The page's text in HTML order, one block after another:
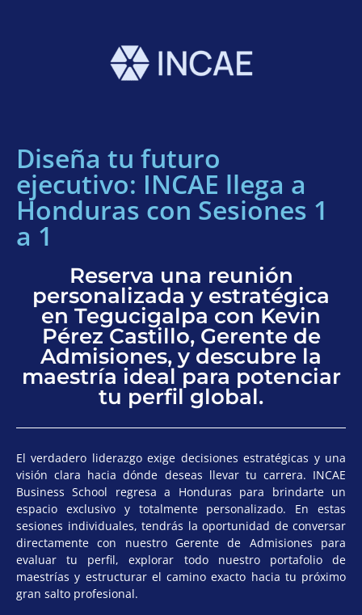
Diseña tu futuro
ejecutivo: INCAE llega a
Honduras con Sesiones 1
a 1
Reserva una reunión
personalizada y estratégica
en Tegucigalpa con Kevin
Pérez Castillo, Gerente de
Admisiones, y descubre la
maestría ideal para potenciar
tu perfil global.
El verdadero liderazgo exige decisiones estratégicas y una
visión clara hacia dónde deseas llevar tu carrera. INCAE
Business School regresa a Honduras para brindarte un
espacio exclusivo y totalmente personalizado. En estas
sesiones individuales, tendrás la oportunidad de conversar
directamente con nuestro Gerente de Admisiones para
evaluar tu perfil, explorar todo nuestro portafolio de
maestrías y estructurar el camino exacto hacia tu próximo
gran salto profesional.